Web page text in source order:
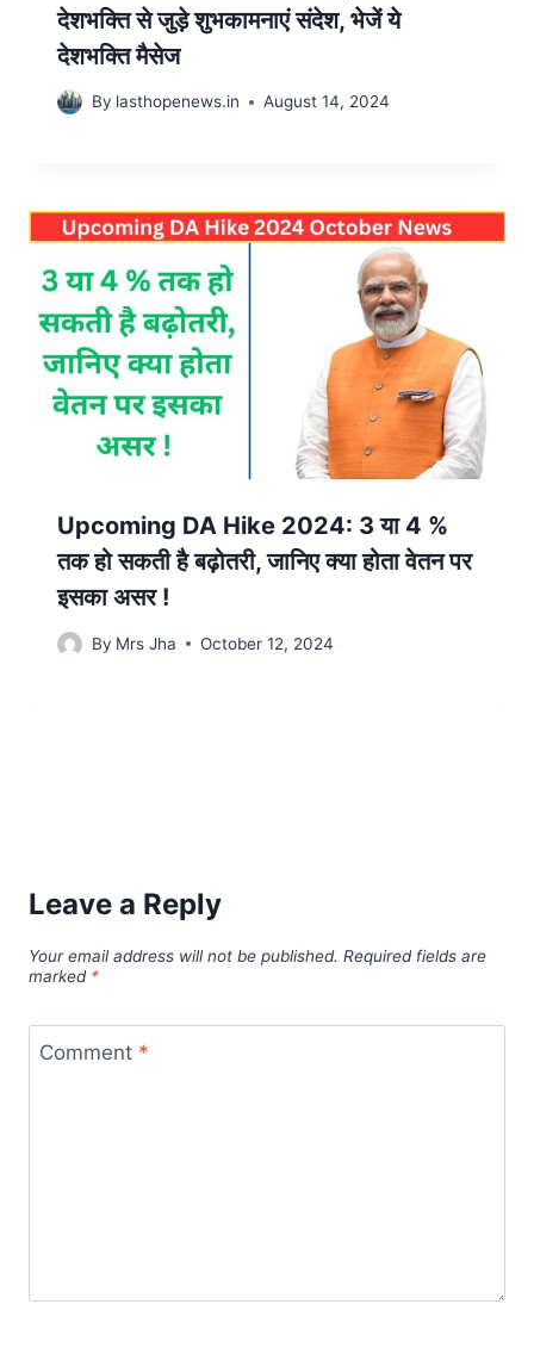
देशभक्ति से जुड़े शुभकामनाएं संदेश, भेजें ये
देशभक्ति मैसेज
By lasthopenews.in August 14, 2024
Upcoming DA Hike 2024: 3 या 4 %
तक हो सकती है बढ़ोतरी, जानिए क्या होता वेतन पर
इसका असर !
By Mrs Jha October 12, 2024
Leave a Reply
Your email address will not be published. Required fields are
marked *
Comment *